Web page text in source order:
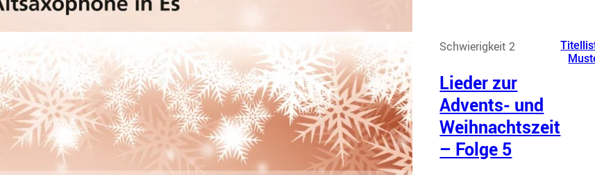
Schwierigkeit 2
Lieder zur
Advents- und
Weihnachtszeit
– Folge 5